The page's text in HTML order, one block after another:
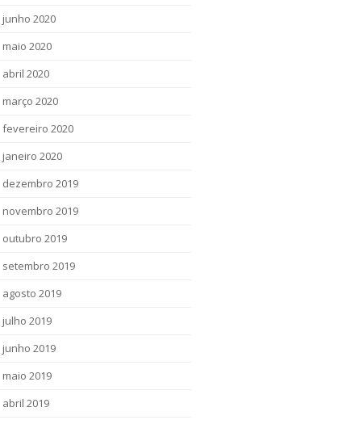
junho 2020
maio 2020
abril 2020
março 2020
fevereiro 2020
janeiro 2020
dezembro 2019
novembro 2019
outubro 2019
setembro 2019
agosto 2019
julho 2019
junho 2019
maio 2019
abril 2019